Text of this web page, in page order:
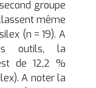
groupe
même
(n = 19). A
outils, la
de 12,2 %
A noter la